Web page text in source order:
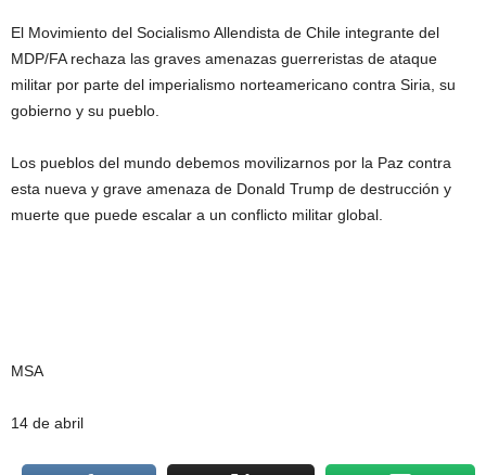
El Movimiento del Socialismo Allendista de Chile integrante del
MDP/FA rechaza las graves amenazas guerreristas de ataque
militar por parte del imperialismo norteamericano contra Siria, su
gobierno y su pueblo.
Los pueblos del mundo debemos movilizarnos por la Paz contra
esta nueva y grave amenaza de Donald Trump de destrucción y
muerte que puede escalar a un conflicto militar global.
MSA
14 de abril